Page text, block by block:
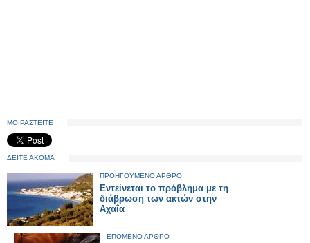
ΜΟΙΡΑΣΤΕΙΤΕ
ΔΕΙΤΕ ΑΚΟΜΑ
ΠΡΟΗΓΟΥΜΕΝΟ ΑΡΘΡΟ
Εντείνεται το πρόβλημα με τη
διάβρωση των ακτών στην
Αχαΐα
ΕΠΟΜΕΝΟ ΑΡΘΡΟ